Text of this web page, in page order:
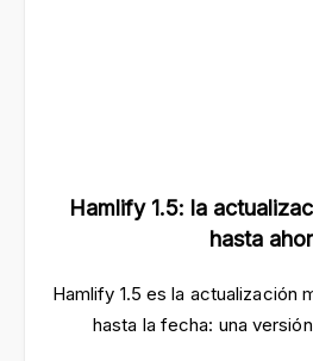
Hamlify 1.5: la
hasta
Hamlify 1.5 es la actualización
hasta la fecha: una